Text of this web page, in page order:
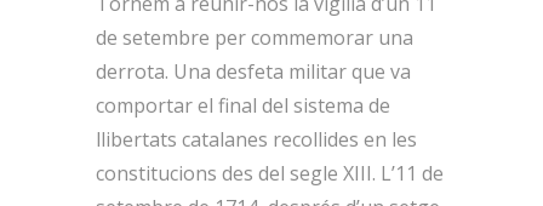
de setembre per commemorar una
derrota. Una desfeta militar que va
comportar el final del sistema de
llibertats catalanes recollides en les
constitucions des del segle XIII. L’11 de